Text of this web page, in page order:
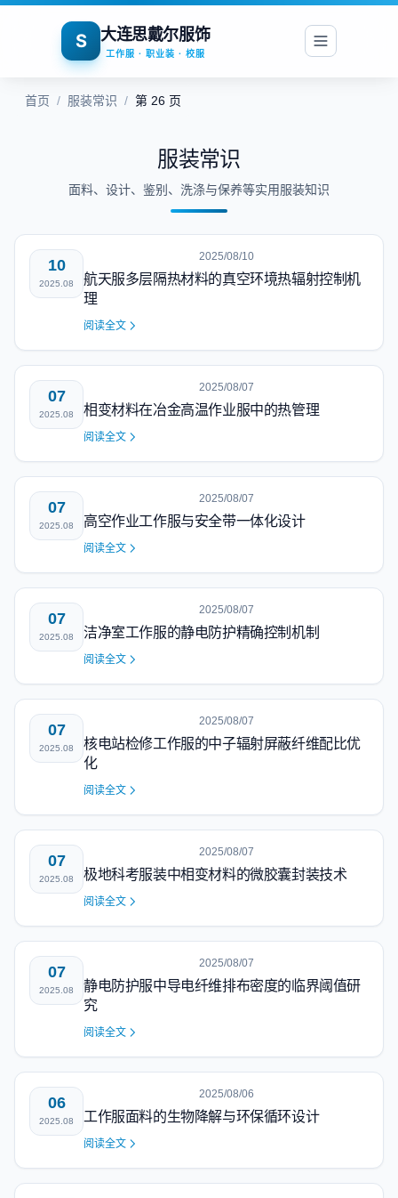
S 大连思戴尔服饰
工作服 · 职业装 · 校服
首页 / 服装常识 / 第 26 页
服装常识
面料、设计、鉴别、洗涤与保养等实用服装知识
10
2025.08
2025/08/10
航天服多层隔热材料的真空环境热辐射控制机
理
阅读全文
07
2025.08
2025/08/07
相变材料在冶金高温作业服中的热管理
阅读全文
07
2025.08
2025/08/07
高空作业工作服与安全带一体化设计
阅读全文
07
2025.08
2025/08/07
洁净室工作服的静电防护精确控制机制
阅读全文
07
2025.08
2025/08/07
核电站检修工作服的中子辐射屏蔽纤维配比优
化
阅读全文
07
2025.08
2025/08/07
极地科考服装中相变材料的微胶囊封装技术
阅读全文
07
2025.08
2025/08/07
静电防护服中导电纤维排布密度的临界阈值研
究
阅读全文
06
2025.08
2025/08/06
工作服面料的生物降解与环保循环设计
阅读全文